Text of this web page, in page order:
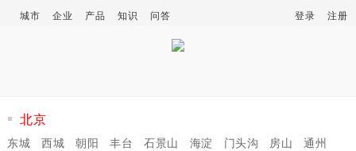
城市 企业 产品 知识 问答 登录 注册
北京
东城 西城 朝阳 丰台 石景山 海淀 门头沟 房山
通州